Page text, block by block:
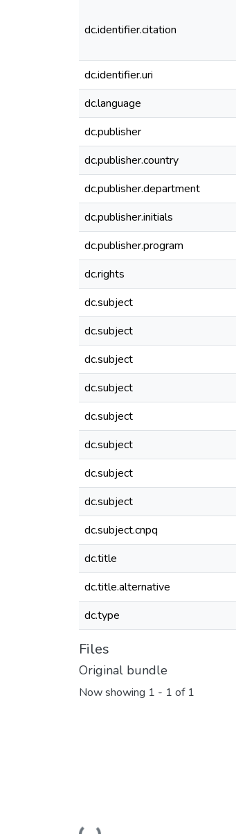
dc.identifier.citation
dc.identifier.uri
dc.language
dc.publisher
dc.publisher.country
dc.publisher.department
dc.publisher.initials
dc.publisher.program
dc.rights
dc.subject
dc.subject
dc.subject
dc.subject
dc.subject
dc.subject
dc.subject
dc.subject
dc.subject.cnpq
dc.title
dc.title.alternative
dc.type
Files
Original bundle
Now showing 1 - 1 of 1
Loading...